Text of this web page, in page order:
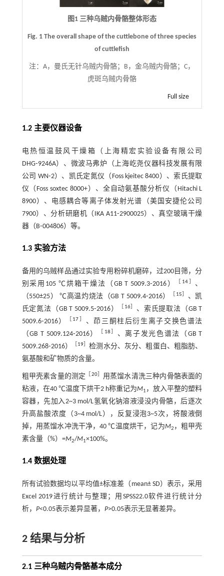
图1 三种乌贼内骨骼整体形态
Fig. 1 The overall shape of the cuttlebone of three species
of cuttlefish
注：A，曼氏无针乌贼内骨骼；B，金乌贼内骨骼；C，
虎斑乌贼内骨骼
Full size
1.2 主要仪器设备
电热恒温鼓风干燥箱（上海精宏实验设备有限公司
DHG⁃9246A）、微波马弗炉（上海屹尧仪器科技发展有限
公司 WN⁃2）、凯氏定氮仪（Foss kjeitec 8400）、索氏提取
仪（Foss soxtec 8000+）、全自动氨基酸分析仪（Hitachi L
8900）、电感耦合等离子体发射光谱（美国安捷伦公司
7900）、分析研磨机（IKA A11⁃2900025）、真空玻璃干燥
器（B⁃004806）等。
1.3 实验方法
备用的乌贼样品通过实验专用粉碎机磨碎，过200目筛，分
别采用105 ℃烘箱干燥法（GB T 5009.3⁃2016）
14］ 、
（550±25） ℃高温灼烧法（GB T 5009.4⁃2016）
15
、凯
氏定氮法（GB T 5009.5⁃2016）
16］ 、索氏提取法（GB T
5009.6⁃2016）
17
、茚三酮柱后衍生离子交换色谱法
（GB T 5009.124⁃2016）
18
、离子发光色谱法（GB T
5009.268⁃2016）
19 ］检测水分、灰分、粗蛋白、粗脂肪、
氨基酸和矿物质的含量。
粗甲壳素含量的测定 20］ 用蒸馏水清洗三种内骨骼表面的
粘液，在40 ℃温度下烘干2 h称重记为M1 ，放入平整的塑料
容器，先加入2~3 mol/L氢氧化钠溶液浸没内骨骼，后逐次
升高盐酸浓度（3~4 mol/L），反复浸泡3~5次，将酸液倒
掉，用蒸馏水冲洗干净，40 ℃温度烘干，记为M2 ，粗甲壳
素含量（%）=M2/M1×100%。
1.4 数据处理
所有试验数据均以平均值±标准差（mean± SD）表示，采用
Excel 2019进行统计与整理；用SPSS22.0软件进行统计分
析， P<0.05表示差异显著， P>0.05表示无显著差异。
2 结果与分析
2.1 三种乌贼内骨骼基本成分